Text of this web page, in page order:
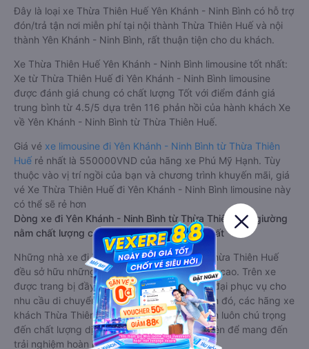
Đây là loại xe Thừa Thiên Huế Yên Khánh - Ninh Bình có hỗ trợ
đón/trả tận nơi miễn phí tại nội thành Thừa Thiên Huế và nội
thành Yên Khánh - Ninh Bình, rất thuận tiện cho du khách.
Xe Thừa Thiên Huế Yên Khánh - Ninh Bình limousine tốt nhất:
Xe từ Thừa Thiên Huế đi Yên Khánh - Ninh Bình limousine
được đánh giá chung có chất lượng Tốt với điểm đánh giá
trung bình từ 4.5/5 dựa trên 116 phản hồi của hành khách Xe
về Yên Khánh - Ninh Bình từ Thừa Thiên Huế.
Giá vé xe limousine đi Yên Khánh - Ninh Bình từ Thừa Thiên
Huế rẻ nhất là 550000VND của hãng xe Phú Mỹ Hạnh. Tùy
thuộc vào vị trí ngồi của bạn và chương trình khuyến mãi, giá
vé Xe Thừa Thiên Huế đi Yên Khánh - Ninh Bình limousine này
có thể sẽ rẻ hơn
Dòng xe đi Yên Khánh - Ninh Bình từ Thừa Thiên Huế giường
nằm chất lượng cao: Thoải mái, giá cả tốt nhất
Những nhà xe đi Yên Khánh - Ninh Bình từ Thừa Thiên Huế
đều sở hữu những xe giường nằm chất lượng cao. Trên xe
được trang bị đầy đủ các trang thiết bị hiện đại phục vụ cho
nhu cầu di chuyển của hành khách. Bên cạnh đó, các hãng xe
khách Thừa Thiên Huế Yên Khánh - Ninh Bình luôn chú trọng
đến chất lượng dịch vụ, không ngừng cải thiện để mang đến
trải nghiệm hoàn hảo cho hành khách.